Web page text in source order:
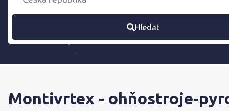
Hledat
Montivrtex - ohňostroje-